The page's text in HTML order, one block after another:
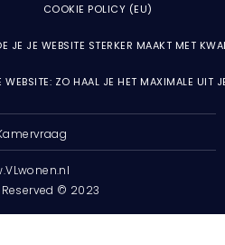
COOKIE POLICY (EU)
JE JE WEBSITE STERKER MAAKT MET
WEBSITE: ZO HAAL JE HET MAXIMALE UIT
© 2023